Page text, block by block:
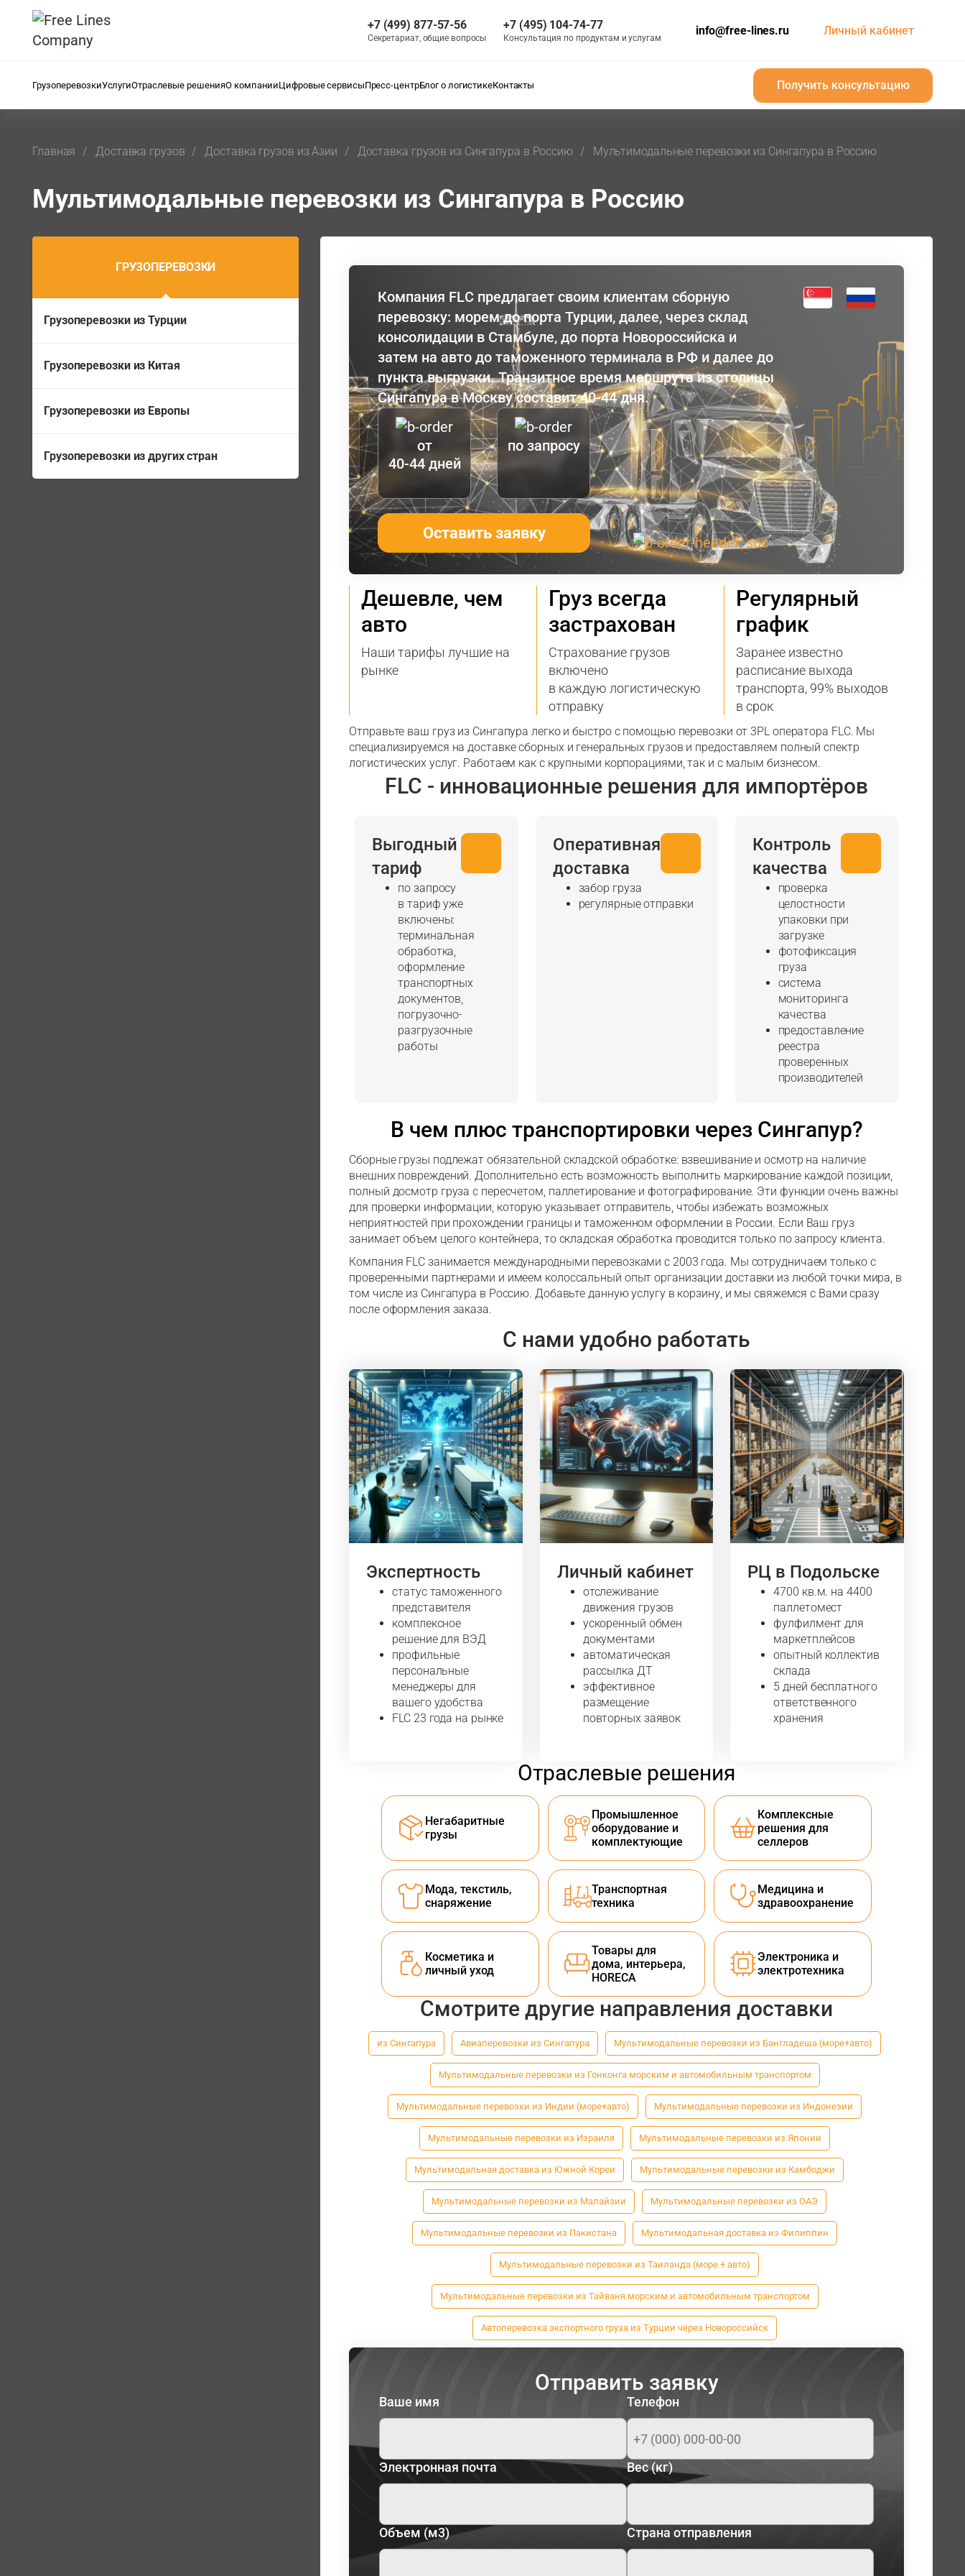
+7 (499) 877-57-56
Секретариат, общие вопросы
+7 (495) 104-74-77
Консультация по продуктам и услугам
info@free-lines.ru Личный кабинет
ГрузоперевозкиУслугиОтраслевые решенияО компанииЦифровые сервисыПресс-центрБлог о логистикеКонтакты Получить консультацию
Получить консультацию
Главная Доставка грузов Доставка грузов из Азии Доставка грузов из Сингапура в Россию Мультимодальные перевозки из Сингапура в Россию
Мультимодальные перевозки из Сингапура в Россию
ГРУЗОПЕРЕВОЗКИ
Грузоперевозки из Турции
Грузоперевозки из Китая
Грузоперевозки из Европы
Грузоперевозки из других стран
Компания FLС предлагает своим клиентам сборную
перевозку: морем до порта Турции, далее, через склад
консолидации в Стамбуле, до порта Новороссийска и
затем на авто до таможенного терминала в РФ и далее до
пункта выгрузки. Транзитное время маршрута из столицы
Сингапура в Москву составит 40-44 дня.
от
40-44 дней
по запросу
Оставить заявку
Дешевле, чем
авто
Наши тарифы лучшие на
рынке
Груз всегда
застрахован
Страхование грузов
включено
в каждую логистическую
отправку
Регулярный
график
Заранее известно
расписание выхода
транспорта, 99% выходов
в срок
Отправьте ваш груз из Сингапура легко и быстро с помощью перевозки от 3PL оператора FLС. Мы
специализируемся на доставке сборных и генеральных грузов и предоставляем полный спектр
логистических услуг. Работаем как с крупными корпорациями, так и с малым бизнесом.
FLC - инновационные решения для импортёров
Выгодный
тариф
по запросу
в тариф уже
включены:
терминальная
обработка,
оформление
транспортных
документов,
погрузочно-
разгрузочные
работы
Оперативная
доставка
забор груза
регулярные отправки
Контроль
качества
проверка
целостности
упаковки при
загрузке
фотофиксация
груза
система
мониторинга
качества
предоставление
реестра
проверенных
производителей
В чем плюс транспортировки через Сингапур?
Сборные грузы подлежат обязательной складской обработке: взвешивание и осмотр на наличие
внешних повреждений. Дополнительно есть возможность выполнить маркирование каждой позиции,
полный досмотр груза с пересчетом, паллетирование и фотографирование. Эти функции очень важны
для проверки информации, которую указывает отправитель, чтобы избежать возможных
неприятностей при прохождении границы и таможенном оформлении в России. Если Ваш груз
занимает объем целого контейнера, то складская обработка проводится только по запросу клиента.
Компания FLС занимается международными перевозками с 2003 года. Мы сотрудничаем только с
проверенными партнерами и имеем колоссальный опыт организации доставки из любой точки мира, в
том числе из Сингапура в Россию. Добавьте данную услугу в корзину, и мы свяжемся с Вами сразу
после оформления заказа.
С нами удобно работать
Экспертность
статус таможенного
представителя
комплексное
решение для ВЭД
профильные
персональные
менеджеры для
вашего удобства
FLC 23 года на рынке
Личный кабинет
отслеживание
движения грузов
ускоренный обмен
документами
автоматическая
рассылка ДТ
эффективное
размещение
повторных заявок
РЦ в Подольске
4700 кв.м. на 4400
паллетомест
фулфилмент для
маркетплейсов
опытный коллектив
склада
5 дней бесплатного
ответственного
хранения
Отраслевые решения
Негабаритные
грузы
Промышленное
оборудование и
комплектующие
Комплексные
решения для
селлеров
Мода, текстиль,
снаряжение
Транспортная
техника
Медицина и
здравоохранение
Косметика и
личный уход
Товары для
дома, интерьера,
HORECA
Электроника и
электротехника
Смотрите другие направления доставки
из Сингапура Авиаперевозки из Сингапура Мультимодальные перевозки из Бангладеша (море+авто)
Мультимодальные перевозки из Гонконга морским и автомобильным транспортом
Мультимодальные перевозки из Индии (море+авто) Мультимодальные перевозки из Индонезии
Мультимодальные перевозки из Израиля Мультимодальные перевозки из Японии
Мультимодальная доставка из Южной Кореи Мультимодальные перевозки из Камбоджи
Мультимодальные перевозки из Малайзии Мультимодальные перевозки из ОАЭ
Мультимодальные перевозки из Пакистана Мультимодальная доставка из Филиппин
Мультимодальные перевозки из Таиланда (море + авто)
Мультимодальные перевозки из Тайваня морским и автомобильным транспортом
Автоперевозка экспортного груза из Турции через Новороссийск
Отправить заявку
Ваше имя Телефон
Электронная почта Вес (кг)
Объем (м3) Страна отправления